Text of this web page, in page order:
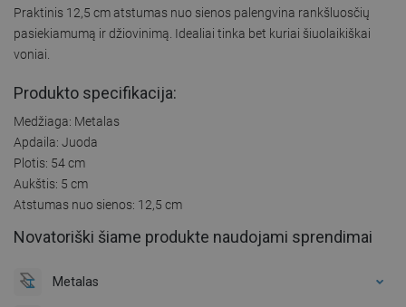
Praktinis 12,5 cm atstumas nuo sienos palengvina rankšluosčių
pasiekiamumą ir džiovinimą. Idealiai tinka bet kuriai šiuolaikiškai
voniai.
Produkto specifikacija:
Medžiaga: Metalas
Apdaila: Juoda
Plotis: 54 cm
Aukštis: 5 cm
Atstumas nuo sienos: 12,5 cm
Novatoriški šiame produkte naudojami sprendimai
Metalas